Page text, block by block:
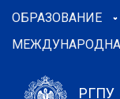
ОБРАЗОВАНИЕ
РГПУ